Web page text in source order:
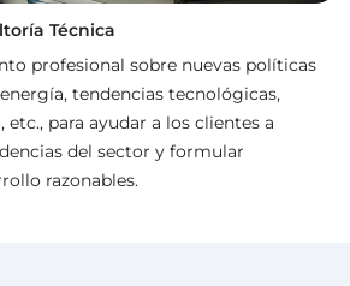
Técnica
profesional sobre nuevas políticas
tendencias tecnológicas,
etc., para ayudar a los clientes a
del sector y formular
razonables.